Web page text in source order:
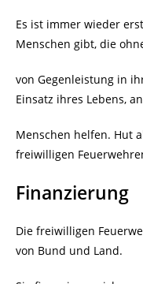
Es ist immer wieder
Menschen gibt, die
von Gegenleistung in
Einsatz ihres Lebens,
Menschen helfen. Hut
freiwilligen
Finanzierung
Die freiwilligen
von Bund und Land.